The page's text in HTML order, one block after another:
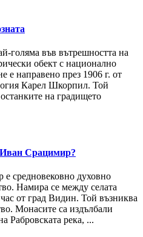
голяма във вътрешността на
обект с национално
е направено през 1906 г. от
Карел Шкорпил. Той
на градището
Срацимир?
е средновековно духовно
Намира се между селата
от град Видин. Той възниква
Монасите са издълбали
Рабровската река, ...